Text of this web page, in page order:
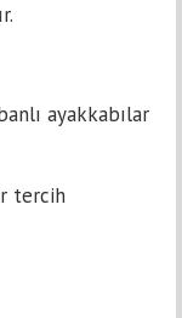
ayakkabılar
tercih